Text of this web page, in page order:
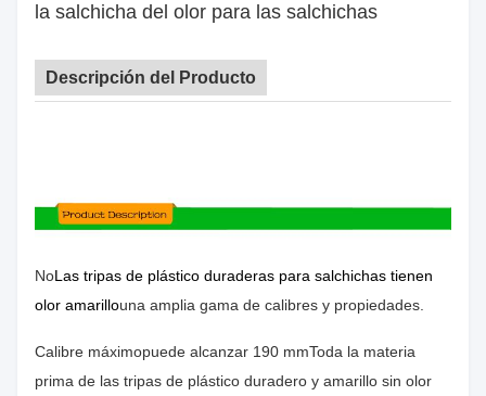
la salchicha del olor para las salchichas
Descripción del Producto
NoLas tripas de plástico duraderas para salchichas tienen
olor amarillouna amplia gama de calibres y propiedades.
Calibre máximopuede alcanzar 190 mmToda la materia
prima de las tripas de plástico duradero y amarillo sin olor